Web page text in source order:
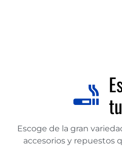
Escoge de la gran
accesorios y repuestos